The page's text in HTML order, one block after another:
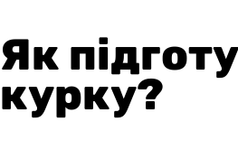
Як
курку?